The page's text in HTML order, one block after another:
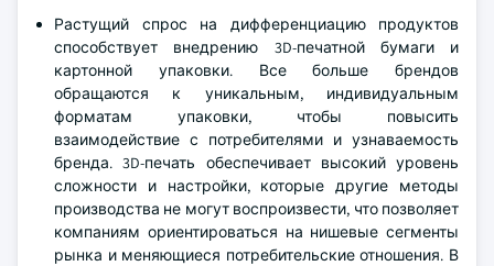
Растущий спрос на дифференциацию продуктов
способствует внедрению 3D-печатной бумаги и
картонной упаковки. Все больше брендов
обращаются к уникальным, индивидуальным
форматам упаковки, чтобы повысить
взаимодействие с потребителями и узнаваемость
бренда. 3D-печать обеспечивает высокий уровень
сложности и настройки, которые другие методы
производства не могут воспроизвести, что позволяет
компаниям ориентироваться на нишевые сегменты
рынка и меняющиеся потребительские отношения. В